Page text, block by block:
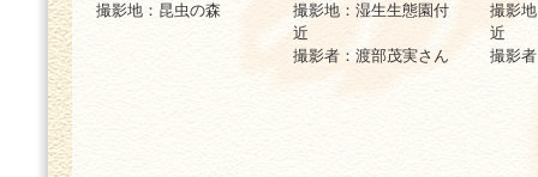
撮影地：昆虫の森
撮影地：湿生生態園付
近
撮影者：渡部茂実さん
撮影
近
撮影